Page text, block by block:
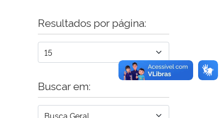
Resultados por página:
Buscar em: